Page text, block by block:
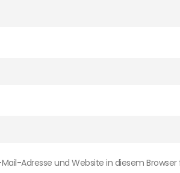
Mail-Adresse und Website in diesem